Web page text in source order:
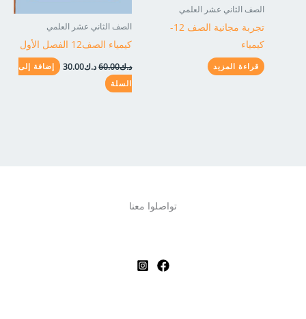
الصف الثاني عشر العلمي
تجربة مجانية الصف 12-
كيمياء
قراءة المزيد
الصف الثاني عشر العلمي
كيمياء الصف12 الفصل الأول
د.ك60.00د.ك30.00
إضافة إلى
السلة
تواصلوا معنا